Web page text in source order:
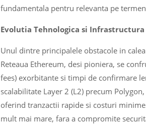
fundamentala pentru relevanta pe
Evolutia Tehnologica si
Unul dintre principalele obstacole in
Reteaua Ethereum, desi pioniera, se
fees) exorbitante si timpi de confirmare
scalabilitate Layer 2 (L2) precum
oferind tranzactii rapide si costuri
mult mai mare, fara a compromite